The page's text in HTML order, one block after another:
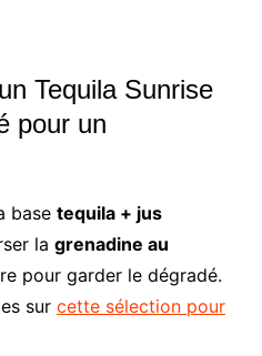
Tequila Sunrise
pour un
base tequila + jus
la grenadine au
pour garder le dégradé.
sur cette sélection pour